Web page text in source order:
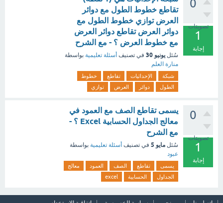
0
تصويتات
1
إجابة
تقاطع خطوط الطول مع دوائر
العرض توازي خطوط الطول مع
دوائر العرض تقاطع دوائر العرض
مع خطوط العرض ؟ - مع الشرح
سُئل يونيو 30 في تصنيف أسئلة تعليمية بواسطة
منارة العلم
شبكة الإحداثيات تقاطع
خطوط
الطول
دوائر العرض توازي
0
تصويتات
1
إجابة
يسمى تقاطع الصف مع العمود في
معالج الجداول الحسابية Excel ؟ -
مع الشرح
سُئل مايو 5 في تصنيف أسئلة تعليمية بواسطة
عبود
يسمى تقاطع الصف العمود
معالج
الجداول
الحسابية excel